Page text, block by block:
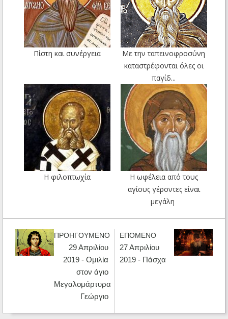
Πίστη και συνέργεια
Με την ταπεινοφροσύνη
καταστρέφονται όλες οι
παγίδ...
Η φιλοπτωχία
Η ωφέλεια από τους
αγίους γέροντες είναι
μεγάλη
ΠΡΟΗΓΟΥΜΕΝΟ
29 Απριλίου
2019 - Ομιλία
στον άγιο
Μεγαλομάρτυρα
Γεώργιο
ΕΠΟΜΕΝΟ
27 Απριλίου
2019 - Πάσχα